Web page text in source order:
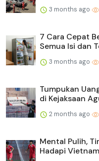
3 months ago
7 Cara Cepat
Semua Isi dan
3 months ago
Tumpukan
di Kejaksaan
2 months ago
Mental Pulih,
Hadapi Vietnam